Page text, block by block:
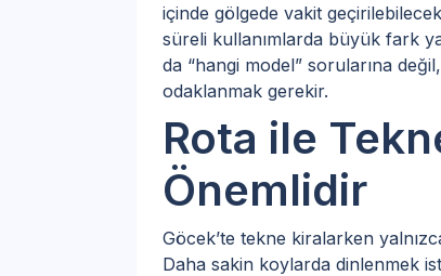
içinde gölgede vakit
süreli kullanımlarda büyük fark
da “hangi model” sorularına
odaklanmak gerekir.
Rota ile
Önemlidir
Göcek’te tekne kiralarken
Daha sakin koylarda dinlenmek